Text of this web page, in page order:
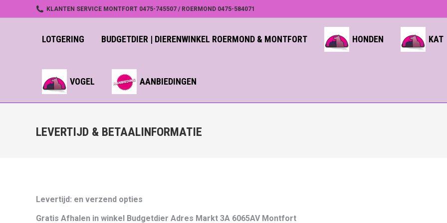
KLANTEN SERVICE MONTFORT 0475-745507 / ROERMOND 0475-584071
LOTGERING BUDGETDIER | DIERENWINKEL ROERMOND & MONTFORT HONDEN KAT
VOGEL AANBIEDINGEN
LEVERTIJD & BETAALINFORMATIE
Levertijd: en verzend opties
Gratis Afhalen in winkel Budgetdier Adres Markt 3A 6065AV Montfort